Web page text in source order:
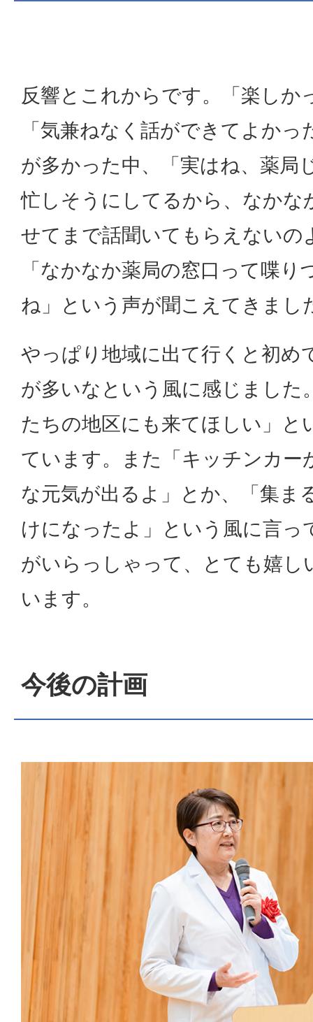
反響とこれからです。「楽しか
「気兼ねなく話ができてよかっ
が多かった中、「実はね、薬局
忙しそうにしてるから、なかな
せてまで話聞いてもらえないの
「なかなか薬局の窓口って喋り
ね」という声が聞こえてきまし
やっぱり地域に出て行くと初め
が多いなという風に感じました
たちの地区にも来てほしい」と
ています。また「キッチンカー
な元気が出るよ」とか、「集ま
けになったよ」という風に言っ
がいらっしゃって、とても嬉し
います。
今後の計画